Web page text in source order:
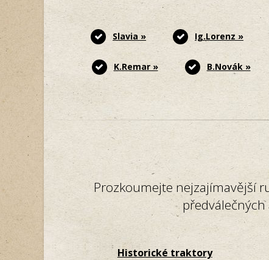
Slavia » Ig.Lorenz »
K.Remar » B.Novák »
Prozkoumejte nejzajímavější
Historické traktory